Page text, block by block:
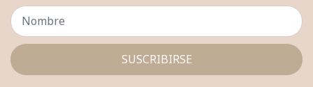
SUSCRIBIRSE